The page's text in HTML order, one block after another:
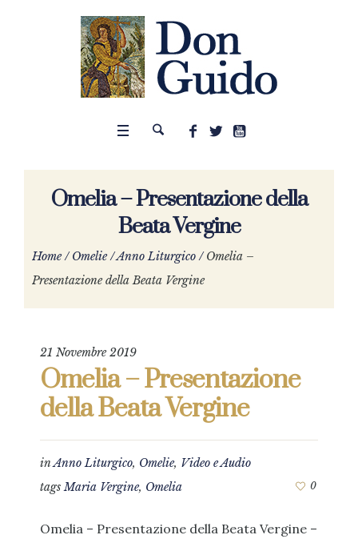
Omelia – Presentazione della
Beata Vergine
Home /Omelie /Anno Liturgico /Omelia –
Presentazione della Beata Vergine
21 Novembre 2019
Omelia – Presentazione
della Beata Vergine
inAnno Liturgico, Omelie, Video e Audio
tagsMaria Vergine, Omelia 0
Omelia – Presentazione della Beata Vergine –